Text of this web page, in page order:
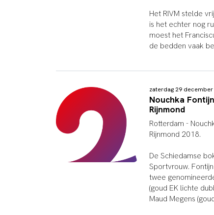
Het RIVM stelde
is het echter nog
moest het
de bedden vaak
zaterdag 29
Nouchka
Rijnmond
Rotterdam -
Rijnmond 2018.
De Schiedamse
Sportvrouw.
twee
(goud EK lichte
Maud Megens